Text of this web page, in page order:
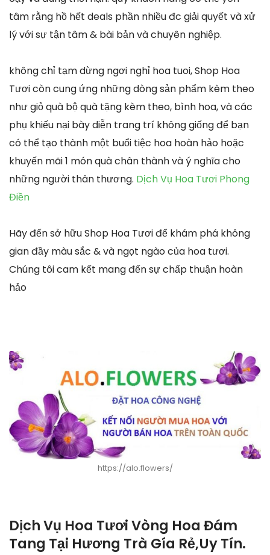
tâm rằng hồ hết deals phần nhiều đc giải quyết và xử
lý với sự tận tâm & bài bản và chuyên nghiệp.
không chỉ tạm dừng ngơi nghỉ hoa tuoi, Shop Hoa
Tươi còn cung ứng những dòng sản phẩm kèm theo
như giỏ quà bộ quà tặng kèm theo, bình hoa, và các
phụ khiếu nại bày diễn trang trí không giống để bạn
có thể tạo thành một buổi tiệc hoa hoàn hảo hoặc
khuyến mãi 1 món quà chân thành và ý nghĩa cho
những người thân thương. Dịch Vụ Hoa Tươi Phong
Điền
Hãy đến sở hữu Shop Hoa Tươi để khám phá không
gian đầy màu sắc & và ngọt ngào của hoa tươi.
Chúng tôi cam kết mang đến sự chấp thuận hoàn
hảo
https://alo.flowers/
Dịch Vụ Hoa Tươi Vòng Hoa Đám
Tang Tại Hương Trà Gía Rẻ,Uy Tín.